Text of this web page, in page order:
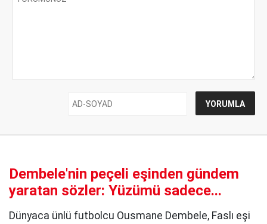
Dembele'nin peçeli eşinden gündem
yaratan sözler: Yüzümü sadece...
Dünyaca ünlü futbolcu Ousmane Dembele, Faslı eşi